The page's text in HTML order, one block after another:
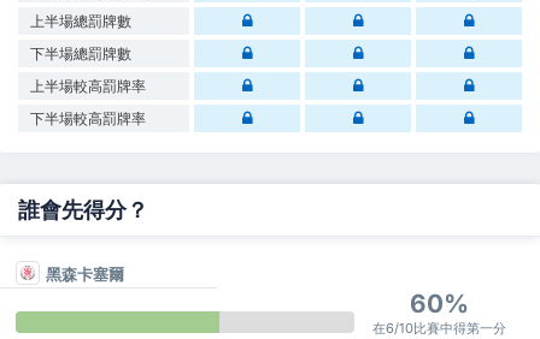
上半場總罰牌數
下半場總罰牌數
上半場較高罰牌率
下半場較高罰牌率
誰會先得分？
黑森卡塞爾
60%
在6/10比賽中得第一分